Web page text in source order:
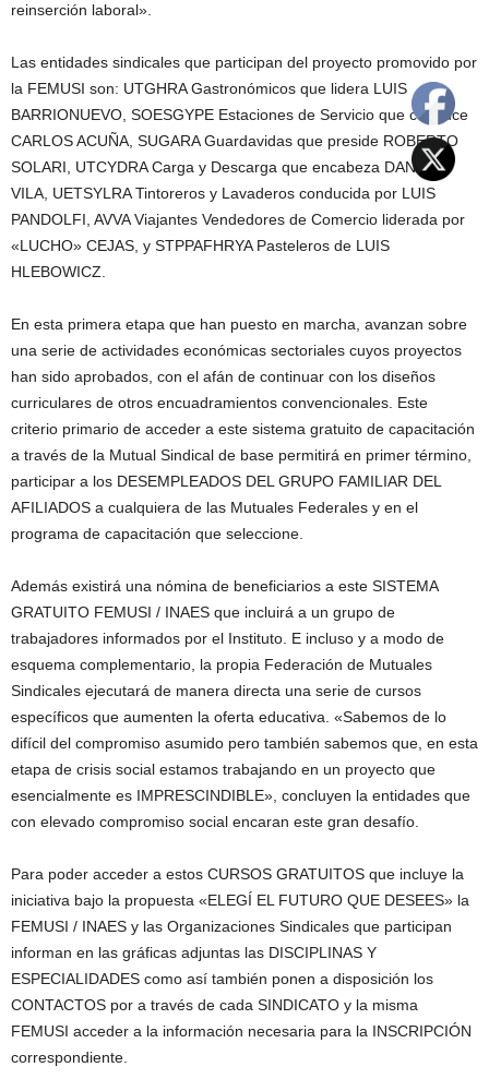
reinserción laboral».
Las entidades sindicales que participan del proyecto promovido por
la FEMUSI son: UTGHRA Gastronómicos que lidera LUIS
BARRIONUEVO, SOESGYPE Estaciones de Servicio que conduce
CARLOS ACUÑA, SUGARA Guardavidas que preside ROBERTO
SOLARI, UTCYDRA Carga y Descarga que encabeza DANIEL
VILA, UETSYLRA Tintoreros y Lavaderos conducida por LUIS
PANDOLFI, AVVA Viajantes Vendedores de Comercio liderada por
«LUCHO» CEJAS, y STPPAFHRYA Pasteleros de LUIS
HLEBOWICZ.
En esta primera etapa que han puesto en marcha, avanzan sobre
una serie de actividades económicas sectoriales cuyos proyectos
han sido aprobados, con el afán de continuar con los diseños
curriculares de otros encuadramientos convencionales. Este
criterio primario de acceder a este sistema gratuito de capacitación
a través de la Mutual Sindical de base permitirá en primer término,
participar a los DESEMPLEADOS DEL GRUPO FAMILIAR DEL
AFILIADOS a cualquiera de las Mutuales Federales y en el
programa de capacitación que seleccione.
Además existirá una nómina de beneficiarios a este SISTEMA
GRATUITO FEMUSI / INAES que incluirá a un grupo de
trabajadores informados por el Instituto. E incluso y a modo de
esquema complementario, la propia Federación de Mutuales
Sindicales ejecutará de manera directa una serie de cursos
específicos que aumenten la oferta educativa. «Sabemos de lo
difícil del compromiso asumido pero también sabemos que, en esta
etapa de crisis social estamos trabajando en un proyecto que
esencialmente es IMPRESCINDIBLE», concluyen la entidades que
con elevado compromiso social encaran este gran desafío.
Para poder acceder a estos CURSOS GRATUITOS que incluye la
iniciativa bajo la propuesta «ELEGÍ EL FUTURO QUE DESEES» la
FEMUSI / INAES y las Organizaciones Sindicales que participan
informan en las gráficas adjuntas las DISCIPLINAS Y
ESPECIALIDADES como así también ponen a disposición los
CONTACTOS por a través de cada SINDICATO y la misma
FEMUSI acceder a la información necesaria para la INSCRIPCIÓN
correspondiente.